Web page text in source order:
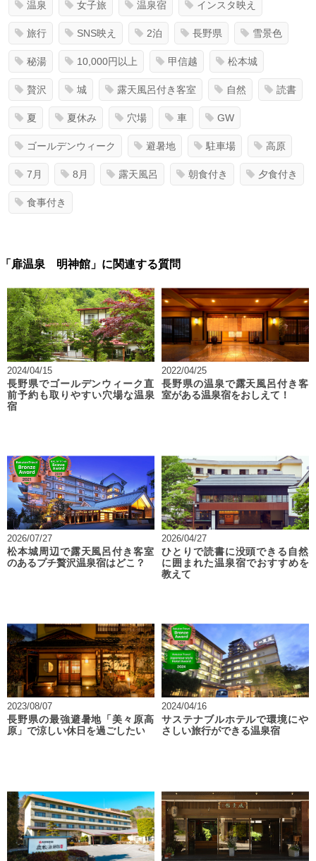
温泉 女子旅 温泉宿 インスタ映え
旅行 SNS映え 2泊 長野県 雪景色
秘湯 10,000円以上 甲信越 松本城
贅沢 城 露天風呂付き客室 自然 読書
夏 夏休み 穴場 車 GW
ゴールデンウィーク 避暑地 駐車場 高原
7月 8月 露天風呂 朝食付き 夕食付き
食事付き
「扉温泉 明神館」に関連する質問
2024/04/15
長野県でゴールデンウィーク直
前予約も取りやすい穴場な温泉
宿
2022/04/25
長野県の温泉で露天風呂付き客
室がある温泉宿をおしえて！
2026/07/27
松本城周辺で露天風呂付き客室
のあるプチ贅沢温泉宿はどこ？
2026/04/27
ひとりで読書に没頭できる自然
に囲まれた温泉宿でおすすめを
教えて
2023/08/07
長野県の最強避暑地「美々原高
原」で涼しい休日を過ごしたい
2024/04/16
サステナブルホテルで環境にや
さしい旅行ができる温泉宿